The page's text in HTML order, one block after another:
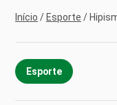
Início / Esporte /
Esporte